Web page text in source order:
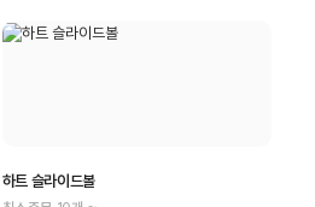
하트 슬라이드볼